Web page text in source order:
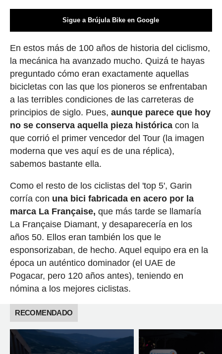
Sigue a Brújula Bike en Google
En estos más de 100 años de historia del ciclismo,
la mecánica ha avanzado mucho. Quizá te hayas
preguntado cómo eran exactamente aquellas
bicicletas con las que los pioneros se enfrentaban
a las terribles condiciones de las carreteras de
principios de siglo. Pues, aunque parece que hoy
no se conserva aquella pieza históricacon la
que corrió el primer vencedor del Tour (la imagen
moderna que ves aquí es de una réplica),
sabemos bastante ella.
Como el resto de los ciclistas del 'top 5', Garin
corría con una bici fabricada en acero por la
marca La Française, que más tarde se llamaría
La Française Diamant, y desaparecería en los
años 50. Ellos eran también los que le
esponsorizaban, de hecho. Aquel equipo era en la
época un auténtico dominador (el UAE de
Pogacar, pero 120 años antes), teniendo en
nómina a los mejores ciclistas.
RECOMENDADO